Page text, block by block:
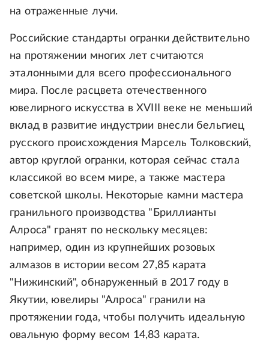
на отраженные лучи.
Российские стандарты огранки действительно
на протяжении многих лет считаются
эталонными для всего профессионального
мира. После расцвета отечественного
ювелирного искусства в XVIII веке не меньший
вклад в развитие индустрии внесли бельгиец
русского происхождения Марсель Толковский,
автор круглой огранки, которая сейчас стала
классикой во всем мире, а также мастера
советской школы. Некоторые камни мастера
гранильного производства "Бриллианты
Алроса" гранят по нескольку месяцев:
например, один из крупнейших розовых
алмазов в истории весом 27,85 карата
"Нижинский", обнаруженный в 2017 году в
Якутии, ювелиры "Алроса" гранили на
протяжении года, чтобы получить идеальную
овальную форму весом 14,83 карата.